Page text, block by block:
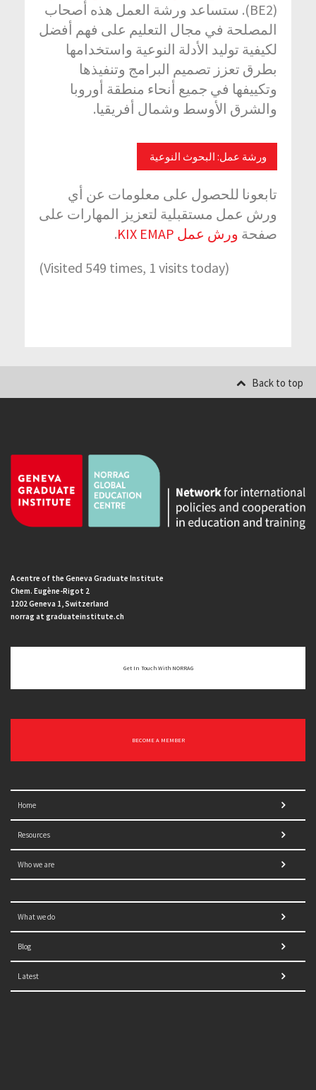
(BE2). ستساعد ورشة العمل هذه أصحاب
المصلحة في مجال التعليم على فهم أفضل
لكيفية توليد الأدلة النوعية واستخدامها
بطرق تعزز تصميم البرامج وتنفيذها
وتكييفها في جميع أنحاء منطقة أوروبا
والشرق الأوسط وشمال أفريقيا.
ورشة عمل: البحوث النوعية
تابعونا للحصول على معلومات عن أي
ورش عمل مستقبلية لتعزيز المهارات على
صفحة ورش عمل KIX EMAP
.
(Visited 549 times, 1 visits today)
Back to top
A centre of the Geneva Graduate Institute
Chem. Eugène-Rigot 2
1202 Geneva 1, Switzerland
norrag at graduateinstitute.ch
Get In Touch With NORRAG
BECOME A MEMBER
Home
Resources
Who we are
What we do
Blog
Latest